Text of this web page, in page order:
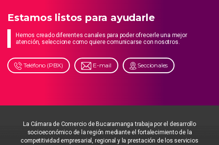
Estamos listos para ayudarle
Hemos creado diferentes canales para poder ofrecerle una mejor
atención, seleccione como quiere comunicarse con nosotros.
Teléfono (PBX) E-mail Seccionales
La Cámara de Comercio de Bucaramanga trabaja por el desarrollo
socioeconómico de la región mediante el fortalecimiento de la
competitividad empresarial, regional y la prestación de los servicios